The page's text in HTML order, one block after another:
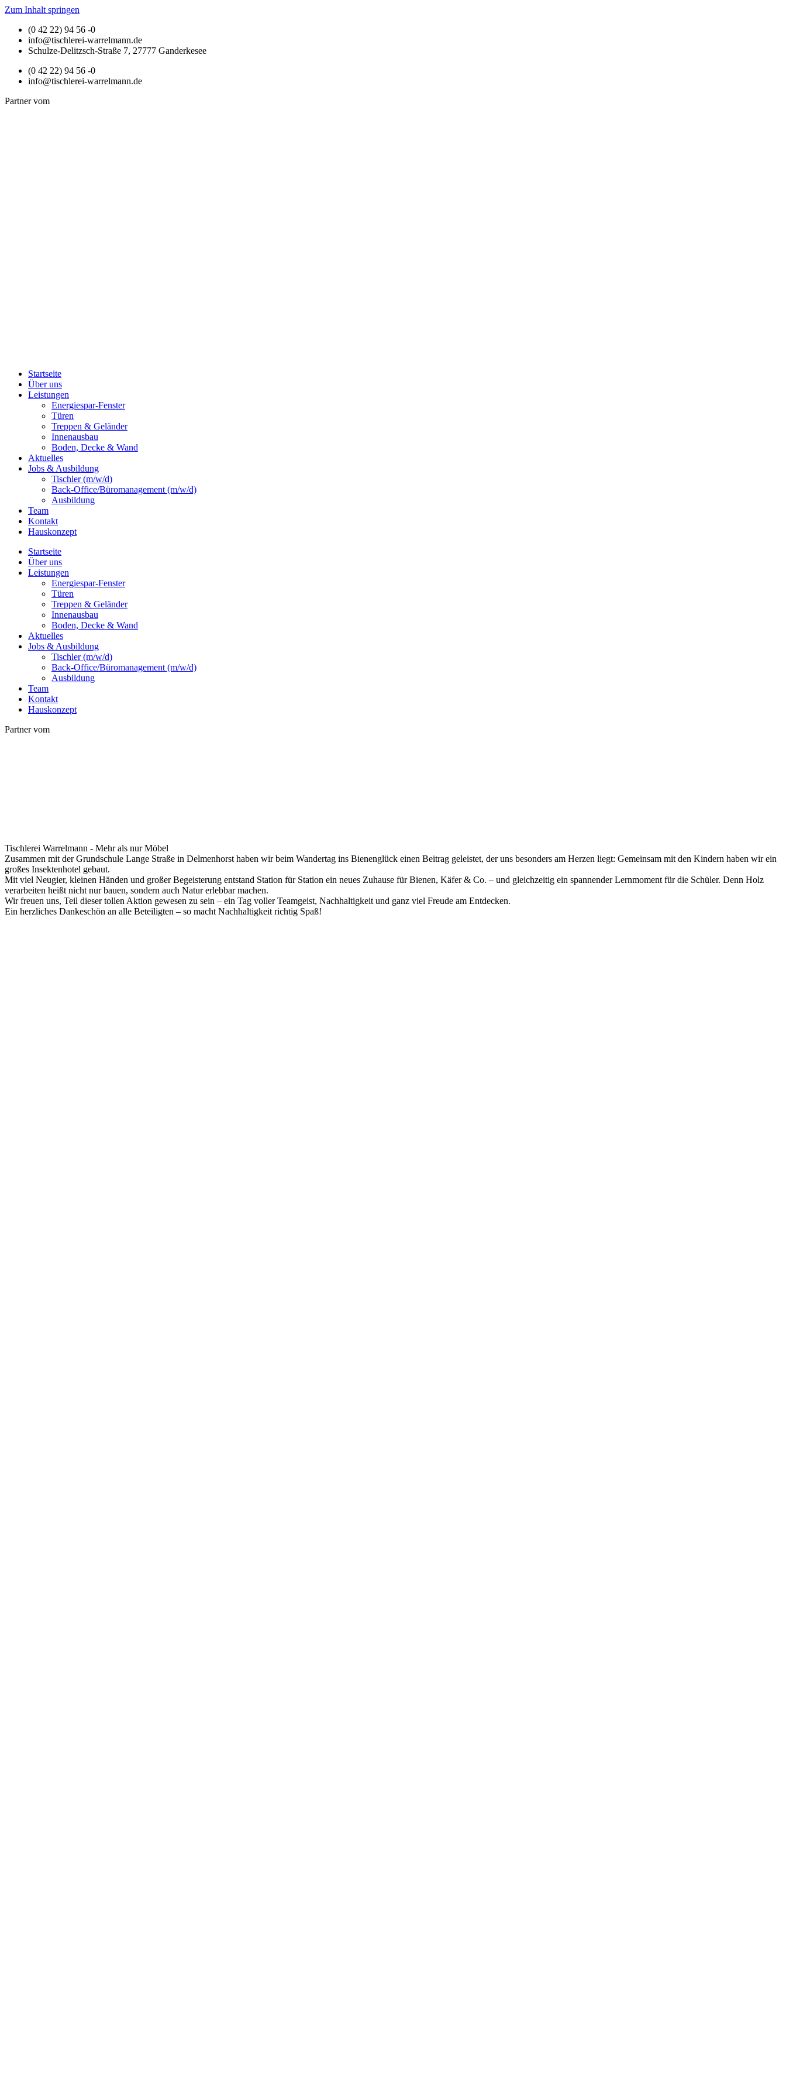
Zum Inhalt springen
(0 42 22) 94 56 -0
info@tischlerei-warrelmann.de
Schulze-Delitzsch-Straße 7, 27777 Ganderkesee
(0 42 22) 94 56 -0
info@tischlerei-warrelmann.de
Partner vom
Startseite
Über uns
Leistungen
Energiespar-Fenster
Türen
Treppen & Geländer
Innenausbau
Boden, Decke & Wand
Aktuelles
Jobs & Ausbildung
Tischler (m/w/d)
Back-Office/Büromanagement (m/w/d)
Ausbildung
Team
Kontakt
Hauskonzept
Startseite
Über uns
Leistungen
Energiespar-Fenster
Türen
Treppen & Geländer
Innenausbau
Boden, Decke & Wand
Aktuelles
Jobs & Ausbildung
Tischler (m/w/d)
Back-Office/Büromanagement (m/w/d)
Ausbildung
Team
Kontakt
Hauskonzept
Partner vom
Tischlerei Warrelmann - Mehr als nur Möbel
Zusammen mit der Grundschule Lange Straße in Delmenhorst haben wir beim Wandertag ins Bienenglück einen Beitrag geleistet, der uns besonders am Herzen liegt: Gemeinsam mit den Kindern haben wir ein
großes Insektenhotel gebaut.
Mit viel Neugier, kleinen Händen und großer Begeisterung entstand Station für Station ein neues Zuhause für Bienen, Käfer & Co. – und gleichzeitig ein spannender Lernmoment für die Schüler. Denn Holz
verarbeiten heißt nicht nur bauen, sondern auch Natur erlebbar machen.
Wir freuen uns, Teil dieser tollen Aktion gewesen zu sein – ein Tag voller Teamgeist, Nachhaltigkeit und ganz viel Freude am Entdecken.
Ein herzliches Dankeschön an alle Beteiligten – so macht Nachhaltigkeit richtig Spaß!